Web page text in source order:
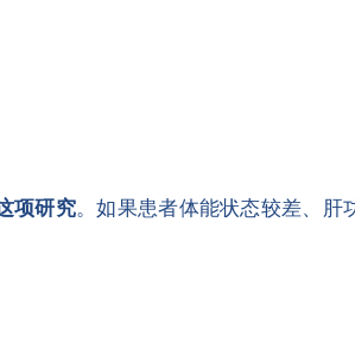
项研究。如果患者体能状态较差、肝